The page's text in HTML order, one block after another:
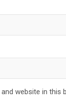
and website in